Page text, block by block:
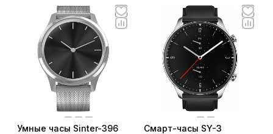
Умные часы Sinter-396 Смарт-часы SY-3